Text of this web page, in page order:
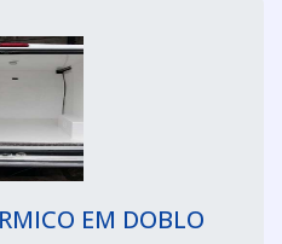
EM DOBLO